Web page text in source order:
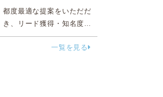
都度最適な提案をいただだ
き、リード獲得・知名度向
上に効果実感
一覧を見る